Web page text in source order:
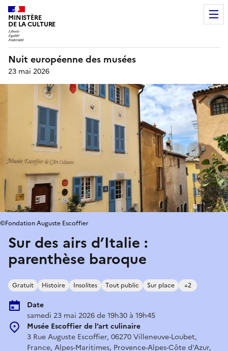
MINISTÈRE
DE LA CULTURE
Nuit européenne des musées
23 mai 2026
Sur des airs d’Italie :
parenthèse baroque
Gratuit Histoire Insolites Tout public Sur place +2
Date
samedi 23 mai 2026 de 19h30 à 19h45
Musée Escoffier de l’art culinaire
3 Rue Auguste Escoffier, 06270 Villeneuve-Loubet,
France, Alpes-Maritimes, Provence-Alpes-Côte d'Azur,
©Fondation Auguste Escoffier